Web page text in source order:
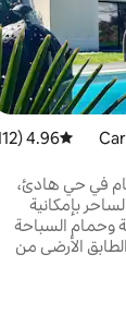
متوسط التقييم 4.96 من 5، 112
4.96 (112)
في حي هادئ،
بإمكانية
وحمام السباحة
الأرضي من